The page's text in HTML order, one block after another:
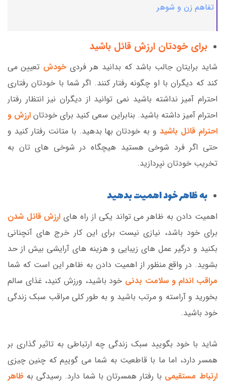
تفاهم زن و شوهر
برای خودتان ارزش قائل باشید
شاید برایتان جالب باشد که بدانید هر فردی خودش تعیین می
کند که دیگران با او چگونه رفتار کنند. اگر شما با خودتان رفتاری
احترام آمیز نداشته باشید نمی توانید از دیگران نیز انتظار رفتار
احترام آمیز داشته باشید. بنابراین سعی کنید برای خودتان ارزش و
احترام قائل باشید و به خودتان بها بدهید. با متانت رفتار کنید و
حتی اگر فرد شوخی هستید هیچگاه در شوخی های تان به
تخریب خودتان نپردازید.
به ظاهر خود اهمیت بدهید
اهمیت دادن به ظاهر می تواند یکی از راه های ارزش قائل شدن
برای خود باشد، نیازی نیست برای این کار خرج های آنچنانی
بکنید و درگیر عمل های زیبایی و هزینه های آرایشی بیش از حد
بشوید. در واقع منظور از اهمیت دادن به ظاهر این است که شما
مراقب اندام و سلامت بدنی خود باشید، ورزش کنید، غذای سالم
بخورید و آراسته و مرتب باشید و به طور کلی مراقب سبک زندگی
خود باشید.
شاید با خود بگویید سبک زندگی چه ارتباطی به تاثیر گذاری بر
همسر دارد، اما ما با قاطعیت به شما می گوییم که چنین چیزی
ارتباط مستقیمی با رفتار همسرتان با شما دارد. رسیدگی به ظاهر